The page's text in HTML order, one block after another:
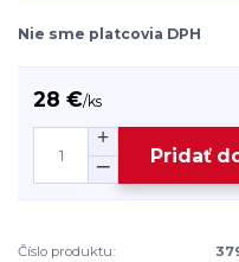
Nie sme platcovia DPH
28 €/ks
Pridať
Číslo produktu: